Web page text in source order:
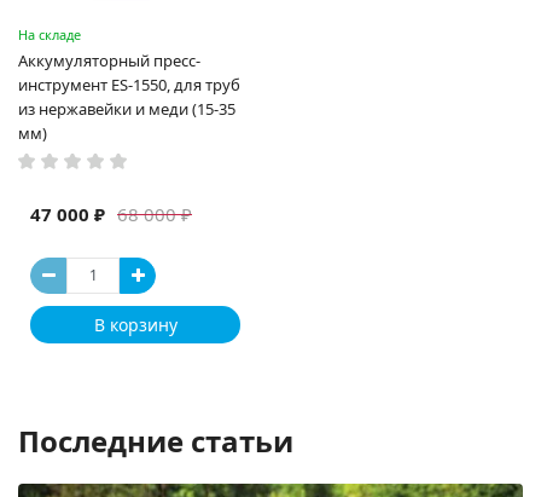
На складе
Аккумуляторный пресс-
инструмент ES-1550, для труб
из нержавейки и меди (15-35
мм)
68 000 ₽
47 000 ₽
В корзину
Последние статьи